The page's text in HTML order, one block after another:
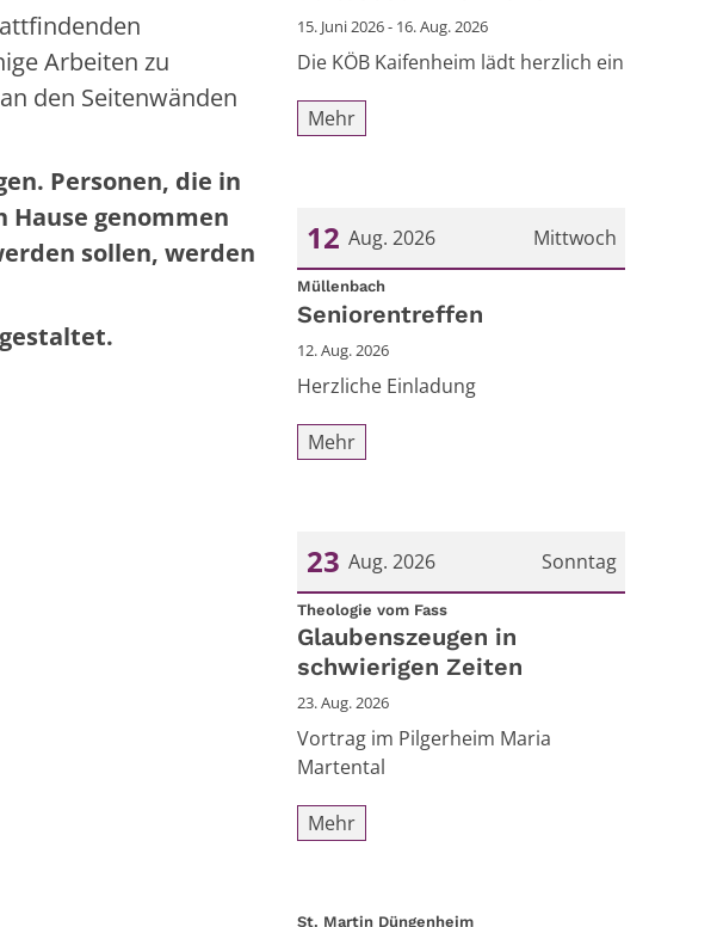
Arbeiten zu
den Seitenwänden
Personen, die in
Hause genommen
sollen, werden
15. Juni 2026 - 16. Aug. 2026
Die KÖB Kaifenheim lädt herzlich ein
Mehr
Mittwoch
12 Aug. 2026
Datum: 12. August 2026
Müllenbach:
Seniorentreffen
12. Aug. 2026
Herzliche Einladung
Mehr
Sonntag
23 Aug. 2026
Datum: 23. August 2026
Theologie vom Fass:
Glaubenszeugen in
schwierigen Zeiten
23. Aug. 2026
Vortrag im Pilgerheim Maria
Martental
Mehr
St. Martin Düngenheim: